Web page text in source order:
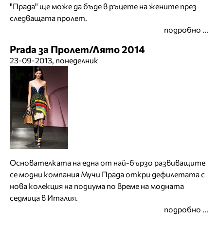
"Прада" ще може да бъде в ръцете на жените през
следващата пролет.
подробно ...
Prada за Пролет/Лято 2014
23-09-2013, понеделник
Основателката на една от най-бързо развиващите
се модни компания Мучи Прада откри дефилетата с
нова колекция на подиума по време на модната
седмица в Италия.
подробно ...